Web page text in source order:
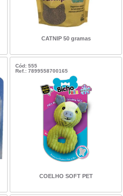
CATNIP 50 gramas
Cód: 555
Ref.: 7899558700165
COELHO SOFT PET